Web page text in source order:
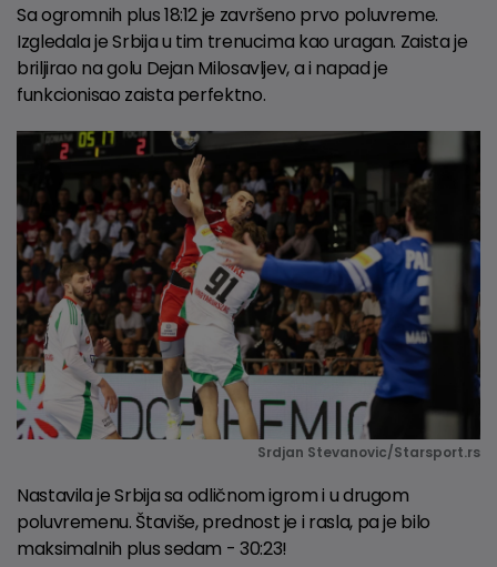
Sa ogromnih plus 18:12 je završeno prvo poluvreme.
Izgledala je Srbija u tim trenucima kao uragan. Zaista je
briljirao na golu Dejan Milosavljev, a i napad je
funkcionisao zaista perfektno.
Srdjan Stevanovic/Starsport.rs
Nastavila je Srbija sa odličnom igrom i u drugom
poluvremenu. Štaviše, prednost je i rasla, pa je bilo
maksimalnih plus sedam - 30:23!